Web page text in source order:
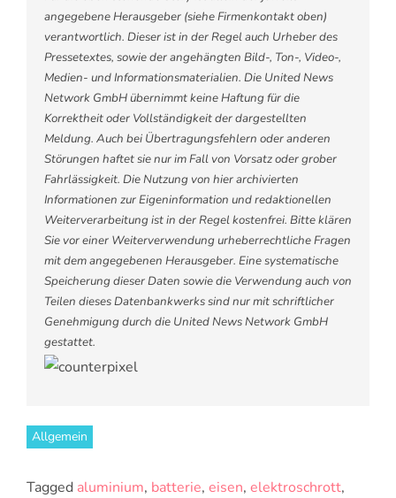
angegebene Herausgeber (siehe Firmenkontakt oben)
verantwortlich. Dieser ist in der Regel auch Urheber des
Pressetextes, sowie der angehängten Bild-, Ton-, Video-,
Medien- und Informationsmaterialien. Die United News
Network GmbH übernimmt keine Haftung für die
Korrektheit oder Vollständigkeit der dargestellten
Meldung. Auch bei Übertragungsfehlern oder anderen
Störungen haftet sie nur im Fall von Vorsatz oder grober
Fahrlässigkeit. Die Nutzung von hier archivierten
Informationen zur Eigeninformation und redaktionellen
Weiterverarbeitung ist in der Regel kostenfrei. Bitte klären
Sie vor einer Weiterverwendung urheberrechtliche Fragen
mit dem angegebenen Herausgeber. Eine systematische
Speicherung dieser Daten sowie die Verwendung auch von
Teilen dieses Datenbankwerks sind nur mit schriftlicher
Genehmigung durch die United News Network GmbH
gestattet.
Allgemein
Tagged aluminium, batterie, eisen, elektroschrott,